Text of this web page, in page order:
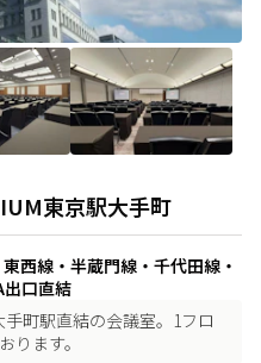
東京駅大手町
西線・半蔵門線・千代田線・
口直結
手町駅直結の会議室。1フロ
ります。